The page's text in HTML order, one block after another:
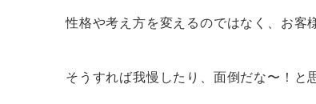
性格や考え方を変えるのではなく、お客
そうすれば我慢したり、面倒だな〜！と